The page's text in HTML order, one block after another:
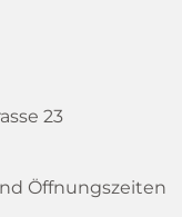
23
Öffnungszeiten